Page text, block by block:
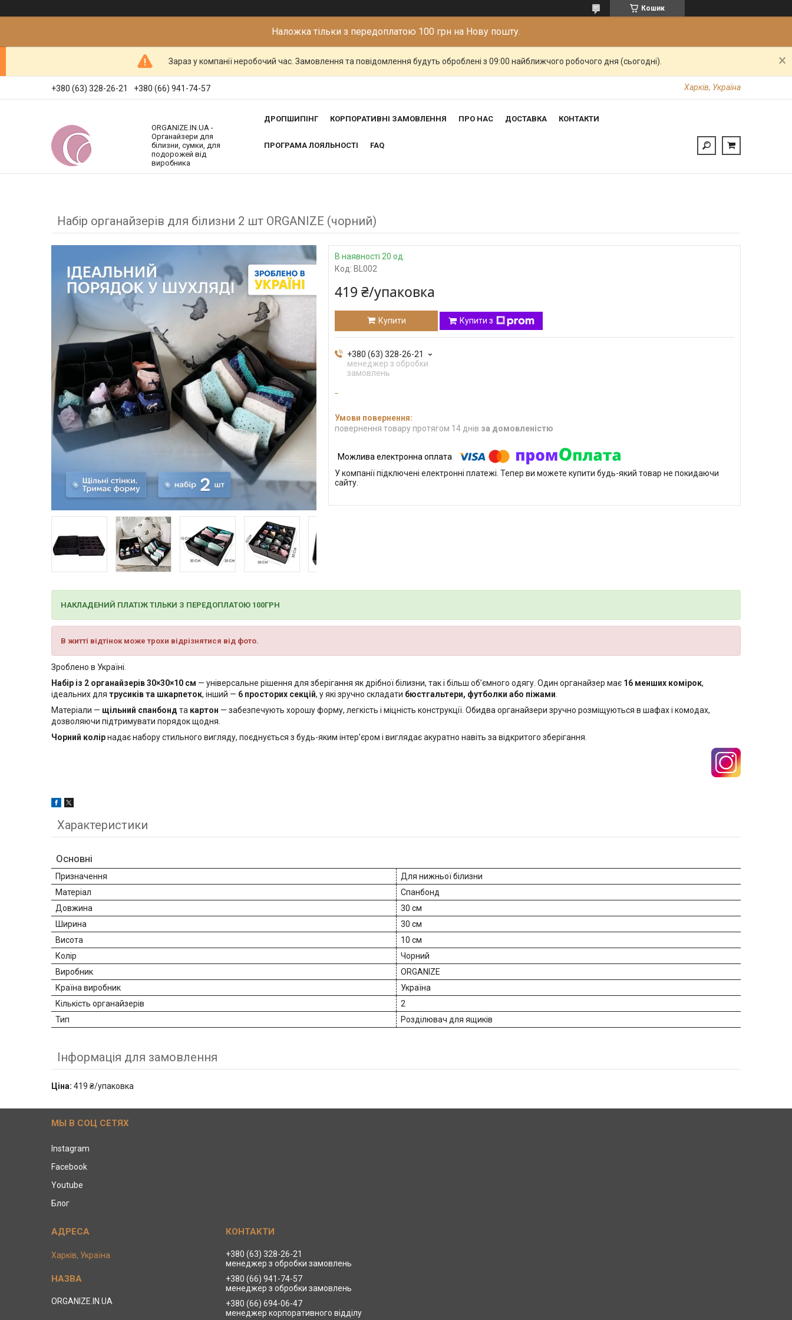
Кошик
Наложка тільки з передоплатою 100 грн на Нову пошту.
Зараз у компанії неробочий час. Замовлення та повідомлення будуть оброблені з 09:00 найближчого робочого дня (сьогодні).
+380 (63) 328-26-21 +380 (66) 941-74-57 Харків, Україна
ORGANIZE.IN.UA -
Органайзери для
білизни, сумки, для
подорожей від
виробника
ДРОПШИПІНГ КОРПОРАТИВНІ ЗАМОВЛЕННЯ ПРО НАС ДОСТАВКА КОНТАКТИ
ПРОГРАМА ЛОЯЛЬНОСТІ FAQ
Набір органайзерів для білизни 2 шт ORGANIZE (чорний)
В наявності 20 од.
Код: BL002
419 ₴/упаковка
Купити Купити з
+380 (63) 328-26-21
менеджер з обробки
замовлень
повернення товару протягом 14 днів за домовленістю
У компанії підключені електронні платежі. Тепер ви можете купити будь-який товар не покидаючи
сайту.
НАКЛАДЕНИЙ ПЛАТІЖ ТІЛЬКИ З ПЕРЕДОПЛАТОЮ 100ГРН
В житті відтінок може трохи відрізнятися від фото.
Зроблено в Україні.
Набір із 2 органайзерів 30×30×10 см — універсальне рішення для зберігання як дрібної білизни, так і більш об’ємного одягу. Один органайзер має 16 менших комірок,
ідеальних для трусиків та шкарпеток, інший — 6 просторих секцій, у які зручно складати бюстгальтери, футболки або піжами.
Матеріали — щільний спанбонд та картон — забезпечують хорошу форму, легкість і міцність конструкції. Обидва органайзери зручно розміщуються в шафах і комодах,
дозволяючи підтримувати порядок щодня.
Чорний колірнадає набору стильного вигляду, поєднується з будь-яким інтер’єром і виглядає акуратно навіть за відкритого зберігання.
Характеристики
Основні
Призначення
Для нижньої білизни
Матеріал
Спанбонд
Довжина
30 см
Ширина
30 см
Висота
10 см
Колір
Чорний
Виробник
ORGANIZE
Країна виробник
Україна
Кількість органайзерів
2
Тип
Розділювач для ящиків
Інформація для замовлення
Ціна: 419 ₴/упаковка
МЫ В СОЦ СЕТЯХ
Instagram
Facebook
Youtube
Блог
Харків, Україна
ORGANIZE.IN.UA
+380 (63) 328-26-21
менеджер з обробки замовлень
+380 (66) 941-74-57
менеджер з обробки замовлень
+380 (66) 694-06-47
менеджер корпоративного відділу